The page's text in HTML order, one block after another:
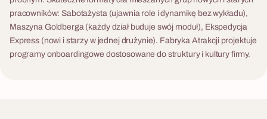
pracowników: Sabotażysta (ujawnia role i dynamikę bez wykładu),
Maszyna Goldberga (każdy dział buduje swój moduł), Ekspedycja
Express (nowi i starzy w jednej drużynie). Fabryka Atrakcji projektuje
programy onboardingowe dostosowane do struktury i kultury firmy.